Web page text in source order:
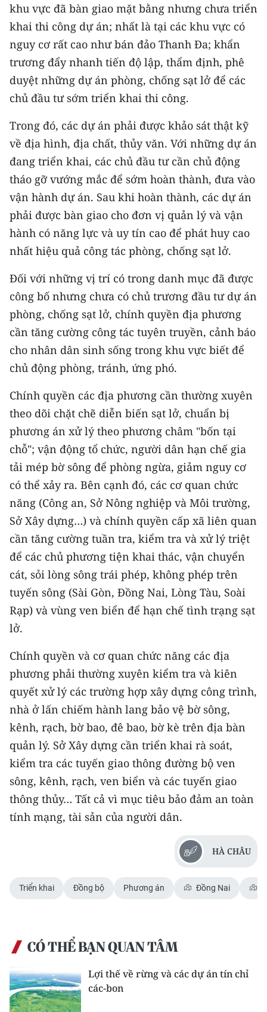
Trung du và miền núi phía Bắc
Đồng bằng sông Hồng
Bắc Trung Bộ
Duyên hải Nam Trung Bộ và Tây
Nguyên
Đông Nam Bộ
Đồng bằng sông Cửu Long
Chuyên trang Hà Nội
Chuyên trang TP. Hồ Chí Minh
CHUYÊN ĐỀ
VỀ BÁO NHÂN DÂN
THỜI NAY
NHÂN DÂN CUỐI TUẦN
NHÂN DÂN HẰNG THÁNG
MUA BÁO
ĐỌC BÁO IN
ENGLISH
中文
FRANÇAIS
РУССКИЙ
ESPAÑOL
한국어
khu vực đã bàn giao mặt bằng nhưng chưa triển
khai thi công dự án; nhất là tại các khu vực có
nguy cơ rất cao như bán đảo Thanh Đa; khẩn
trương đẩy nhanh tiến độ lập, thẩm định, phê
duyệt những dự án phòng, chống sạt lở để các
chủ đầu tư sớm triển khai thi công.
Trong đó, các dự án phải được khảo sát thật kỹ
về địa hình, địa chất, thủy văn. Với những dự án
đang triển khai, các chủ đầu tư cần chủ động
tháo gỡ vướng mắc để sớm hoàn thành, đưa vào
vận hành dự án. Sau khi hoàn thành, các dự án
phải được bàn giao cho đơn vị quản lý và vận
hành có năng lực và uy tín cao để phát huy cao
nhất hiệu quả công tác phòng, chống sạt lở.
Đối với những vị trí có trong danh mục đã được
công bố nhưng chưa có chủ trương đầu tư dự án
phòng, chống sạt lở, chính quyền địa phương
cần tăng cường công tác tuyên truyền, cảnh báo
cho nhân dân sinh sống trong khu vực biết để
chủ động phòng, tránh, ứng phó.
Chính quyền các địa phương cần thường xuyên
theo dõi chặt chẽ diễn biến sạt lở, chuẩn bị
phương án xử lý theo phương châm "bốn tại
chỗ"; vận động tổ chức, người dân hạn chế gia
tải mép bờ sông để phòng ngừa, giảm nguy cơ
có thể xảy ra. Bên cạnh đó, các cơ quan chức
năng (Công an, Sở Nông nghiệp và Môi trường,
Sở Xây dựng…) và chính quyền cấp xã liên quan
cần tăng cường tuần tra, kiểm tra và xử lý triệt
để các chủ phương tiện khai thác, vận chuyển
cát, sỏi lòng sông trái phép, không phép trên
tuyến sông (Sài Gòn, Đồng Nai, Lòng Tàu, Soài
Rạp) và vùng ven biển để hạn chế tình trạng sạt
lở.
Chính quyền và cơ quan chức năng các địa
phương phải thường xuyên kiểm tra và kiên
quyết xử lý các trường hợp xây dựng công trình,
nhà ở lấn chiếm hành lang bảo vệ bờ sông,
kênh, rạch, bờ bao, đê bao, bờ kè trên địa bàn
quản lý. Sở Xây dựng cần triển khai rà soát,
kiểm tra các tuyến giao thông đường bộ ven
sông, kênh, rạch, ven biển và các tuyến giao
thông thủy… Tất cả vì mục tiêu bảo đảm an toàn
tính mạng, tài sản của người dân.
HÀ CHÂU
Triển khai Đồng bộ Phương án Đồng Nai
CÓ THỂ BẠN QUAN TÂM
Lợi thế về rừng và các dự án tín chỉ
các-bon